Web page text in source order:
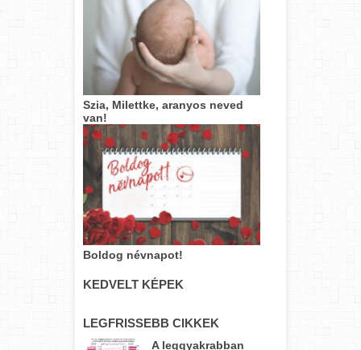
Szia, Milettke, aranyos neved
van!
Boldog névnapot!
KEDVELT KÉPEK
LEGFRISSEBB CIKKEK
A leggyakrabban